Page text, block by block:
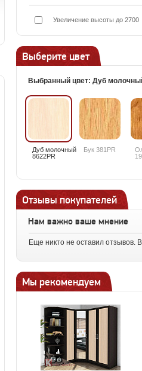
Увеличение высоты до 2700
Выберите цвет
Выбранный цвет: Дуб
Дуб молочный
8622PR
Бук 381PR
Отзывы покупателей
Нам важно ваше мнение
Еще никто не оставил отзывов.
Мы рекомендуем